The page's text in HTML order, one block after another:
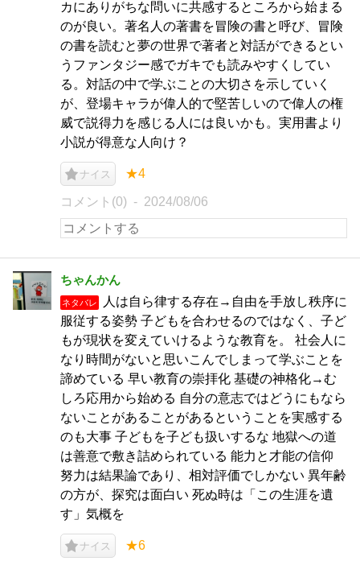
カにありがちな問いに共感するところから始まる
のが良い。著名人の著書を冒険の書と呼び、冒険
の書を読むと夢の世界で著者と対話ができるとい
うファンタジー感でガキでも読みやすくしてい
る。対話の中で学ぶことの大切さを示していく
が、登場キャラが偉人的で堅苦しいので偉人の権
威で説得力を感じる人には良いかも。実用書より
小説が得意な人向け？
ナイス ★4
コメント(0) 2024/08/06
ちゃんかん
ネタバレ
人は自ら律する存在→自由を手放し秩序に
服従する姿勢 子どもを合わせるのではなく、子ど
もが現状を変えていけるような教育を。 社会人に
なり時間がないと思いこんでしまって学ぶことを
諦めている 早い教育の崇拝化 基礎の神格化→む
しろ応用から始める 自分の意志ではどうにもなら
ないことがあることがあるということを実感する
のも大事 子どもを子ども扱いするな 地獄への道
は善意で敷き詰められている 能力と才能の信仰
努力は結果論であり、相対評価でしかない 異年齢
の方が、探究は面白い 死ぬ時は「この生涯を遺
す」気概を
ナイス ★6